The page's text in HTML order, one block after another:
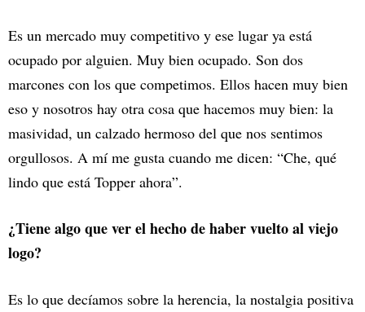
Es un mercado muy competitivo y ese lugar ya está
ocupado por alguien. Muy bien ocupado. Son dos
marcones con los que competimos. Ellos hacen muy bien
eso y nosotros hay otra cosa que hacemos muy bien: la
masividad, un calzado hermoso del que nos sentimos
orgullosos. A mí me gusta cuando me dicen: “Che, qué
lindo que está Topper ahora”.
¿Tiene algo que ver el hecho de haber vuelto al viejo
logo?
Es lo que decíamos sobre la herencia, la nostalgia positiva